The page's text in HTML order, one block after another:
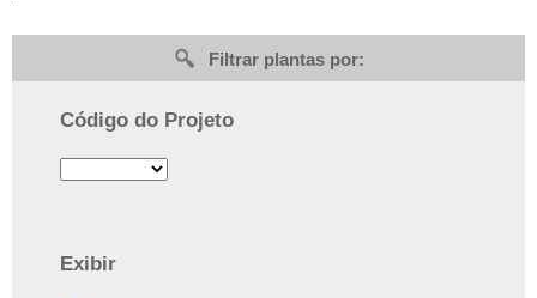
Filtrar plantas por:
Código do Projeto
Exibir